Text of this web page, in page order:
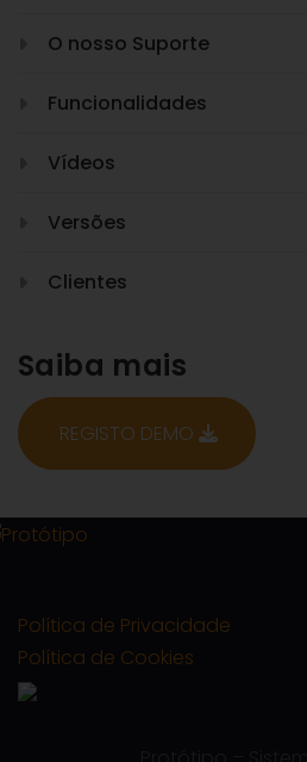
O nosso Suporte
Funcionalidades
Vídeos
Versões
Clientes
Saiba mais
REGISTO DEMO
Política de Privacidade
Política de Cookies